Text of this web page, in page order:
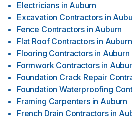
Electricians in Auburn
Excavation Contractors in
Fence Contractors in Auburn
Flat Roof Contractors in Auburn
Flooring Contractors in Auburn
Formwork Contractors in
Foundation Crack Repair
Foundation Waterproofing
Framing Carpenters in Auburn
French Drain Contractors in